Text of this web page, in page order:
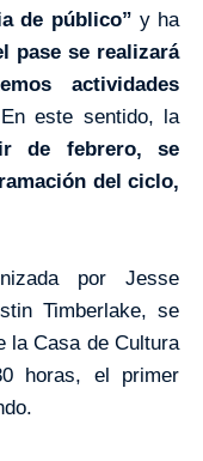
de público” y ha
pase se realizará
actividades
este sentido, la
de febrero, se
del ciclo,
por Jesse
Timberlake, se
la Casa de Cultura
horas, el primer